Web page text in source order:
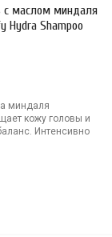
маслом миндаля
Hydra Shampoo
миндаля
кожу головы и
Интенсивно